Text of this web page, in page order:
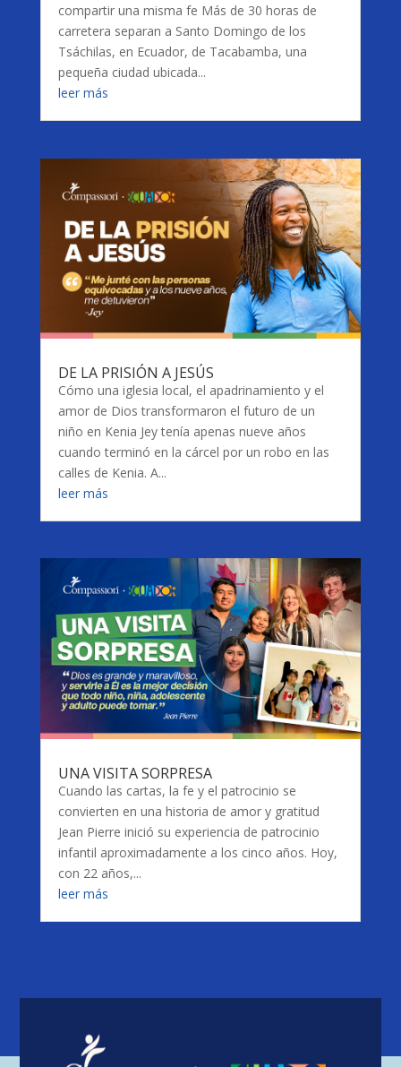
compartir una misma fe Más de 30 horas de
carretera separan a Santo Domingo de los
Tsáchilas, en Ecuador, de Tacabamba, una
pequeña ciudad ubicada...
leer más
DE LA PRISIÓN A JESÚS
Cómo una iglesia local, el apadrinamiento y el
amor de Dios transformaron el futuro de un
niño en Kenia Jey tenía apenas nueve años
cuando terminó en la cárcel por un robo en las
calles de Kenia. A...
leer más
UNA VISITA SORPRESA
Cuando las cartas, la fe y el patrocinio se
convierten en una historia de amor y gratitud
Jean Pierre inició su experiencia de patrocinio
infantil aproximadamente a los cinco años. Hoy,
con 22 años,...
leer más